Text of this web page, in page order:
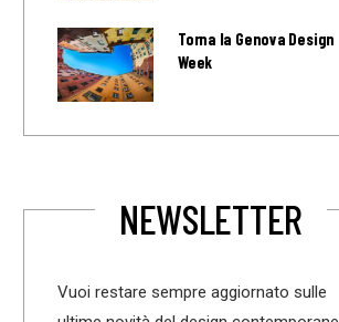
Torna la Genova Design
Week
NEWSLETTER
Vuoi restare sempre aggiornato sulle